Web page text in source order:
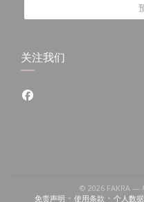
关注我们
Facebook ((在新窗口中
© 2026 FAKRA —
免责声明
使用条款 个人数